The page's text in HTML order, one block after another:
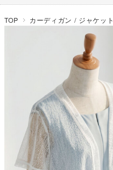
TOP カーディガン / ジャケット